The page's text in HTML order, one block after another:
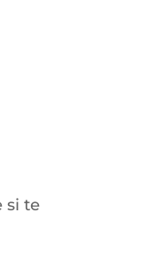
si te